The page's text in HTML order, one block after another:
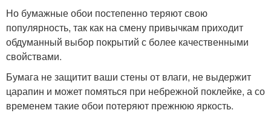
Но бумажные обои постепенно теряют свою
популярность, так как на смену привычкам приходит
обдуманный выбор покрытий с более качественными
свойствами.
Бумага не защитит ваши стены от влаги, не выдержит
царапин и может помяться при небрежной поклейке, а со
временем такие обои потеряют прежнюю яркость.